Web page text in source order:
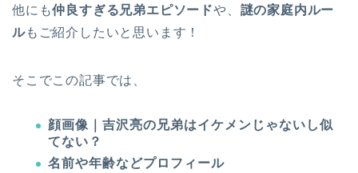
他にも仲良すぎる兄弟エピソードや、 謎の家庭内ルー
ルもご紹介したいと思います！
そこでこの記事では、
顔画像｜吉沢亮の兄弟はイケメンじゃないし似
てない？
名前や年齢などプロフィール